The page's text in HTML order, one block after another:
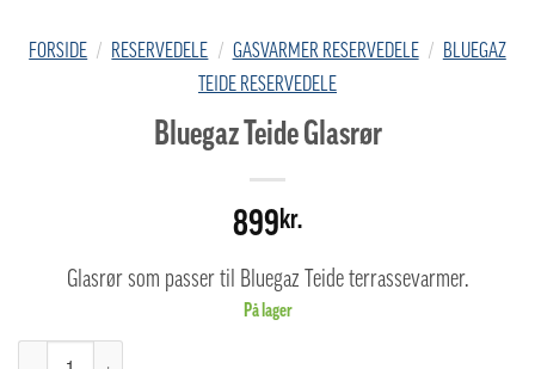
FORSIDE / RESERVEDELE / GASVARMER RESERVEDELE / BLUEGAZ
TEIDE RESERVEDELE
Bluegaz Teide Glasrør
899kr.
Glasrør som passer til Bluegaz Teide terrassevarmer.
På lager
Bluegaz Teide Glasrør antal